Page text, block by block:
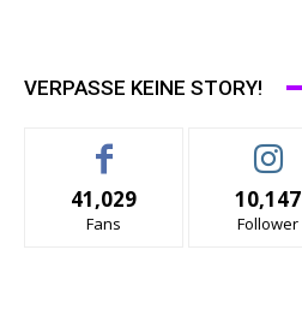
VERPASSE KEINE STORY!
41,029
Fans
10,147
Follower